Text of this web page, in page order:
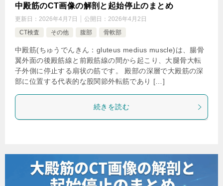
中殿筋のCT画像の解剖と起始停止のまとめ
更新日： 2026年4月7日 公開日： 2026年4月2日
CT検査
その他 腹部 骨軟部
中殿筋(ちゅうでんきん：gluteus medius muscle)は、腸骨
翼外面の後殿筋線と前殿筋線の間から起こり、大腿骨大転
子外側に停止する扇状の筋です。 殿部の深層で大殿筋の深
部に位置する代表的な股関節外転筋であり […]
続きを読む